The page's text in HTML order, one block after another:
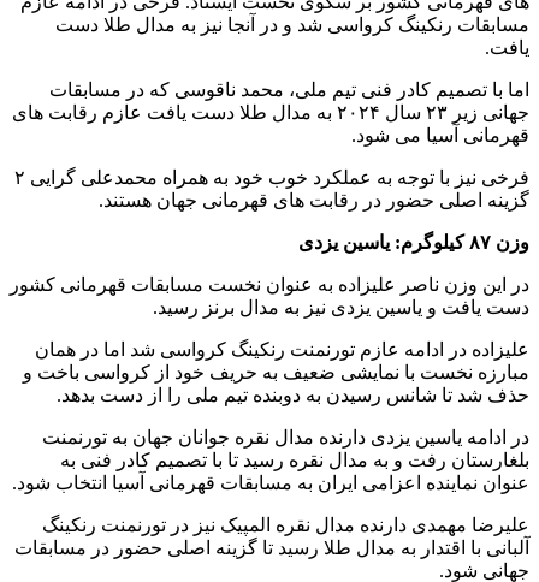
مسابقات رنکینگ کرواسی شد و در آنجا نیز به مدال طلا دست
یافت.
اما با تصمیم کادر فنی تیم ملی، محمد ناقوسی که در مسابقات
جهانی زیر ۲۳ سال ۲۰۲۴ به مدال طلا دست یافت عازم رقابت های
قهرمانی آسیا می شود.
فرخی نیز با توجه به عملکرد خوب خود به همراه محمدعلی گرایی ۲
گزینه اصلی حضور در رقابت های قهرمانی جهان هستند.
وزن ۸۷ کیلوگرم: یاسین یزدی
در این وزن ناصر علیزاده به عنوان نخست مسابقات قهرمانی کشور
دست یافت و یاسین یزدی نیز به مدال برنز رسید.
علیزاده در ادامه عازم تورنمنت رنکینگ کرواسی شد اما در همان
مبارزه نخست با نمایشی ضعیف به حریف خود از کرواسی باخت و
حذف شد تا شانس رسیدن به دوبنده تیم ملی را از دست بدهد.
در ادامه یاسین یزدی دارنده مدال نقره جوانان جهان به تورنمنت
بلغارستان رفت و به مدال نقره رسید تا با تصمیم کادر فنی به
عنوان نماینده اعزامی ایران به مسابقات قهرمانی آسیا انتخاب شود.
علیرضا مهمدی دارنده مدال نقره المپیک نیز در تورنمنت رنکینگ
آلبانی با اقتدار به مدال طلا رسید تا گزینه اصلی حضور در مسابقات
جهانی شود.